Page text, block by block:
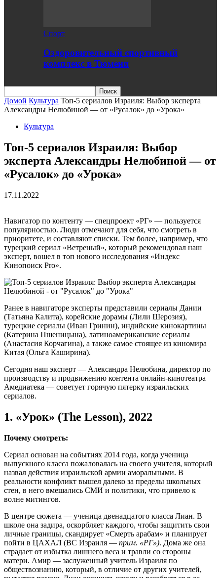
Спорт
Оздоровительный спортивный
комплекс в Тюмени
Домой Культура Топ-5 сериалов Израиля: Выбор эксперта
Александры Нелюбиной — от «Русалок» до «Урока»
Культура
Топ-5 сериалов Израиля: Выбор
эксперта Александры Нелюбиной — от
«Русалок» до «Урока»
17.11.2022
Навигатор по контенту — спецпроект «РГ» — пользуется
популярностью. Люди отмечают для себя, что смотреть в
приоритете, и составляют списки. Тем более, например, что
турецкий сериал «Ветреный», который рекомендовал наш
эксперт, вошел в топ нового исследования «Индекс
Кинопоиск Pro».
Ранее в навигаторе эксперты представили сериалы Дании
(Татьяна Калита), корейские дорамы (Лили Шерозия),
турецкие сериалы (Иван Гринин), индийские кинокартины
(Катерина Пшеницына), латиноамериканские сериалы
(Анастасия Корчагина), а также самое стоящее из киномира
Китая (Ольга Каширина).
Сегодня наш эксперт — Александра Нелюбина, директор по
производству и продвижению контента онлайн-кинотеатра
Амедиатека — советует горячую пятерку израильских
сериалов.
1. «Урок» (The Lesson), 2022
Почему смотреть:
Сериал основан на событиях 2014 года, когда ученица
выпускного класса пожаловалась на своего учителя, который
назвал действия израильской армии аморальными. В
реальности конфликт вышел далеко за пределы школьных
стен, в него вмешались СМИ и политики, что привело к
волне митингов.
В центре сюжета — ученица двенадцатого класса Лиан. В
школе она задира, оскорбляет каждого, чтобы защитить свои
личные границы, скандирует «Смерть арабам» и планирует
пойти в ЦАХАЛ (ВС Израиля — прим. «РГ»). Дома же она
страдает от избытка лишнего веса и травли со стороны
матери. Амир — заслуженный учитель Израиля по
обществознанию, который, в отличие от других учителей,